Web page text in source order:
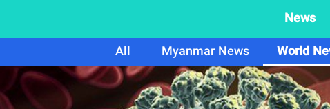
News
All
Myanmar News
World